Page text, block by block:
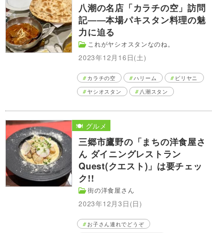
八潮の名店「カラチの空」訪問
記――本場パキスタン料理の魅
力に迫る
これがヤシオスタンなのね。
2023年12月16日(土)
カラチの空 ハリーム
ビリヤニ
ヤシオスタン
八潮スタン
三郷市鷹野の「まちの洋食屋さ
ん ダイニングレストラン
Quest(クエスト)」は要チェッ
ク!!
街の洋食屋さん
2023年12月3日(日)
🍽️ グルメ
お子さん連れでどうぞ